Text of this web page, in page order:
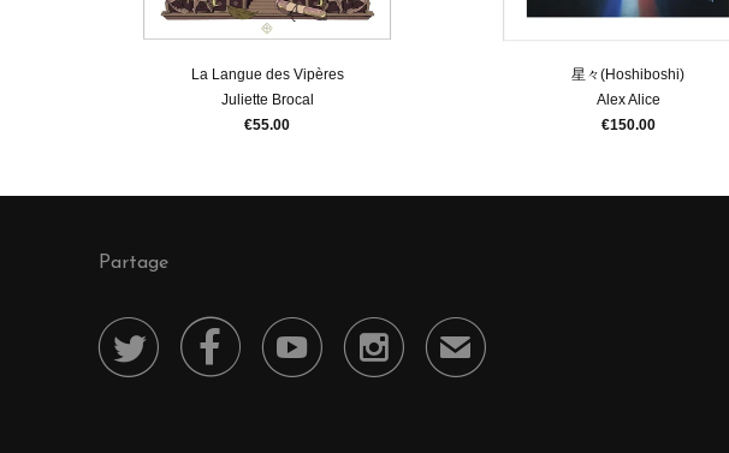
La Langue des Vipères
Juliette Brocal
€55.00
星々(Hoshiboshi)
Alex Alice
€150.00
Partage
    ✉